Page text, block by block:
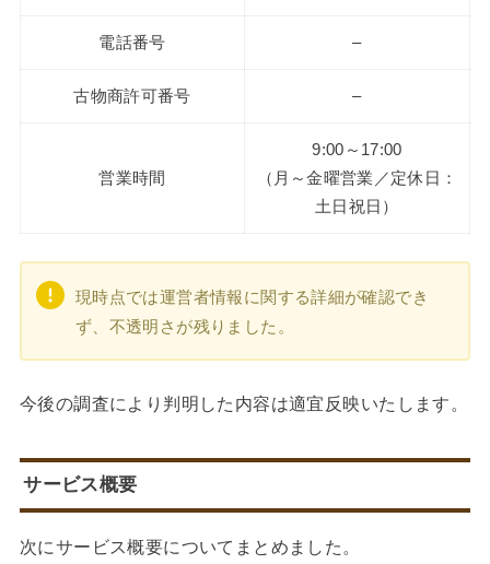
電話番号 –
古物商許可番号 –
営業時間
9:00～17:00
（月～金曜営業／定休日：
土日祝日）
現時点では運営者情報に関する詳細が確認でき
ず、不透明さが残りました。
今後の調査により判明した内容は適宜反映いたします。
サービス概要
次にサービス概要についてまとめました。